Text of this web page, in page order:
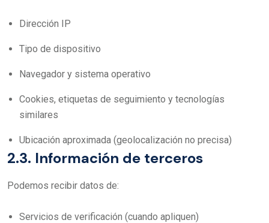
Dirección IP
Tipo de dispositivo
Navegador y sistema operativo
Cookies, etiquetas de seguimiento y tecnologías
similares
Ubicación aproximada (geolocalización no precisa)
2.3. Información de terceros
Podemos recibir datos de:
Servicios de verificación (cuando apliquen)